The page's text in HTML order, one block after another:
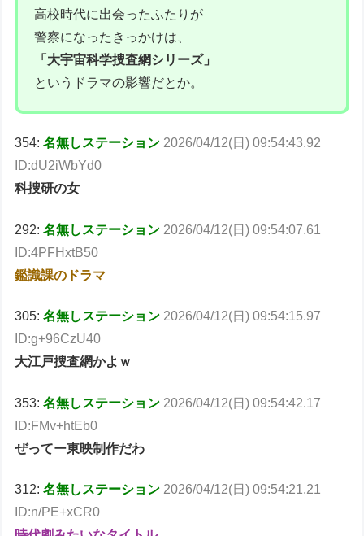
高校時代に出会ったふたりが
警察になったきっかけは、
「大宇宙科学捜査網シリーズ」
というドラマの影響だとか。
354:名無しステーション 2026/04/12(日) 09:54:43.92
ID:dU2iWbYd0
科捜研の女
292:名無しステーション 2026/04/12(日) 09:54:07.61
ID:4PFHxtB50
鑑識課のドラマ
305:名無しステーション 2026/04/12(日) 09:54:15.97
ID:g+96CzU40
大江戸捜査網かよｗ
353:名無しステーション 2026/04/12(日) 09:54:42.17
ID:FMv+htEb0
ぜってー東映制作だわ
312:名無しステーション 2026/04/12(日) 09:54:21.21
ID:n/PE+xCR0